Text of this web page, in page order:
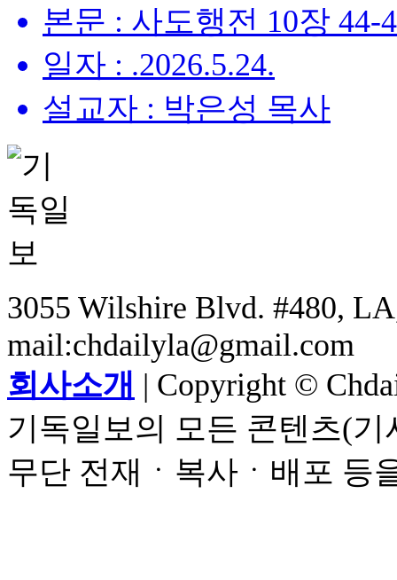
본문 : 사도행전 10장 44-
일자 : .2026.5.24.
설교자 : 박은성 목사
3055 Wilshire Blvd. #480,
mail:chdailyla@gmail.com
회사소개 | Copyright ©
기독일보의 모든 콘텐츠(
무단 전재ㆍ복사ㆍ배포 등